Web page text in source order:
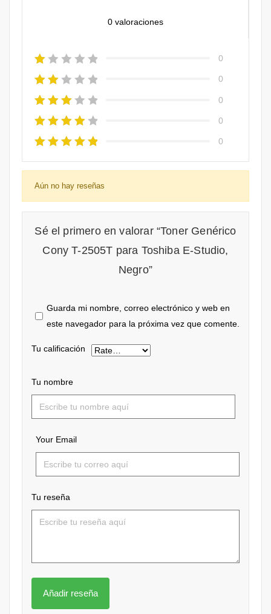
0 valoraciones
0
0
0
0
0
Aún no hay reseñas
Sé el primero en valorar “Toner Genérico
Cony T-2505T para Toshiba E-Studio,
Negro”
Tu nombre
Your Email
Guarda mi nombre, correo electrónico y web en
este navegador para la próxima vez que comente.
Tu calificación
Tu reseña